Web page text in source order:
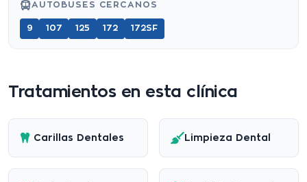
AUTOBUSES CERCANOS
9 107 125 172 172SF
Tratamientos en esta clínica
Carillas Dentales Limpieza Dental